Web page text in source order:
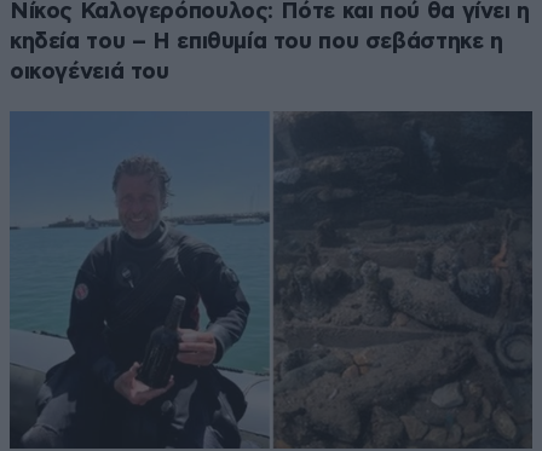
Νίκος Καλογερόπουλος: Πότε και πού θα γίνει η
κηδεία του – Η επιθυμία του που σεβάστηκε η
οικογένειά του